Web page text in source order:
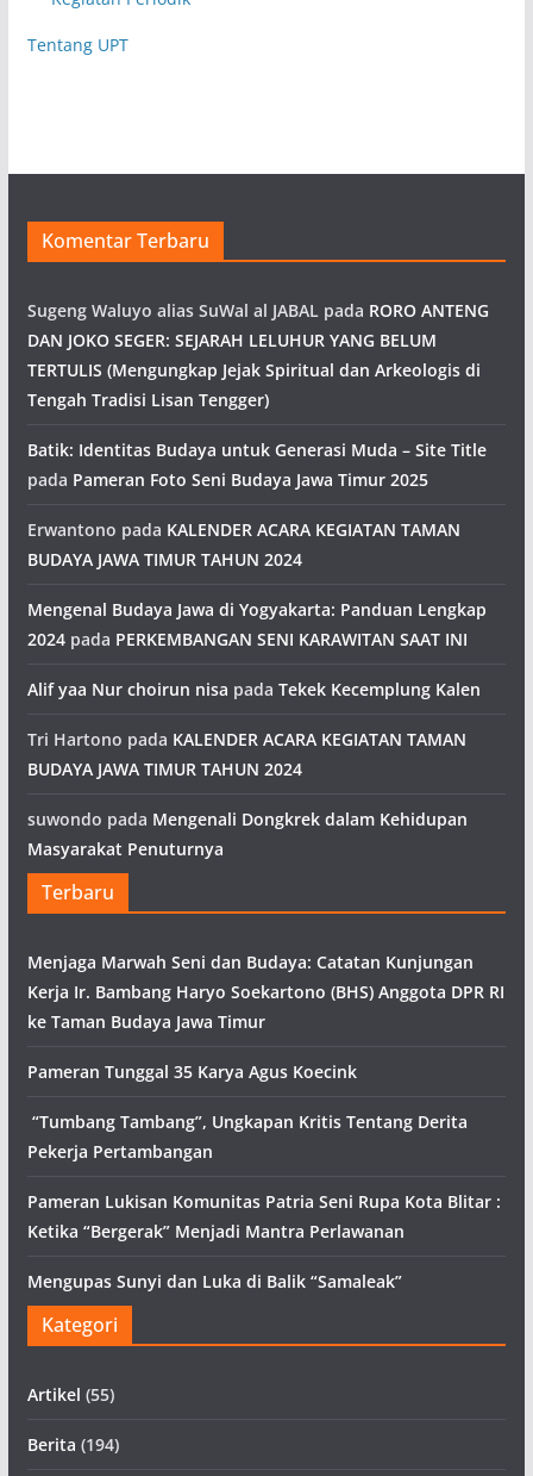
Tentang UPT
Komentar Terbaru
Sugeng Waluyo alias SuWal al JABAL pada RORO ANTENG
DAN JOKO SEGER: SEJARAH LELUHUR YANG BELUM
TERTULIS (Mengungkap Jejak Spiritual dan Arkeologis di
Tengah Tradisi Lisan Tengger)
Batik: Identitas Budaya untuk Generasi Muda – Site Title
pada Pameran Foto Seni Budaya Jawa Timur 2025
Erwantono pada KALENDER ACARA KEGIATAN TAMAN
BUDAYA JAWA TIMUR TAHUN 2024
Mengenal Budaya Jawa di Yogyakarta: Panduan Lengkap
2024pada PERKEMBANGAN SENI KARAWITAN SAAT INI
Alif yaa Nur choirun nisa pada Tekek Kecemplung Kalen
Tri Hartono pada KALENDER ACARA KEGIATAN TAMAN
BUDAYA JAWA TIMUR TAHUN 2024
suwondo pada Mengenali Dongkrek dalam Kehidupan
Masyarakat Penuturnya
Terbaru
Menjaga Marwah Seni dan Budaya: Catatan Kunjungan
Kerja Ir. Bambang Haryo Soekartono (BHS) Anggota DPR RI
ke Taman Budaya Jawa Timur
Pameran Tunggal 35 Karya Agus Koecink
“Tumbang Tambang”, Ungkapan Kritis Tentang Derita
Pekerja Pertambangan
Pameran Lukisan Komunitas Patria Seni Rupa Kota Blitar :
Ketika “Bergerak” Menjadi Mantra Perlawanan
Mengupas Sunyi dan Luka di Balik “Samaleak”
Kategori
Artikel (55)
Berita (194)